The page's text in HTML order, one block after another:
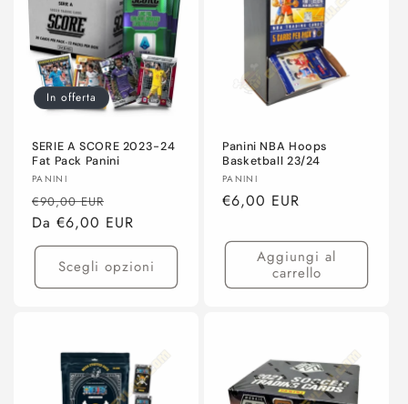
In offerta
SERIE A SCORE 2023-24
Fat Pack Panini
Produttore:
PANINI
Prezzo
di
listino
€90,00 EUR
scontato
Da €6,00 EUR
Scegli opzioni
Panini NBA Hoops
Basketball 23/24
Produttore:
PANINI
Prezzo
listino
€6,00 EUR
Aggiungi al
carrello